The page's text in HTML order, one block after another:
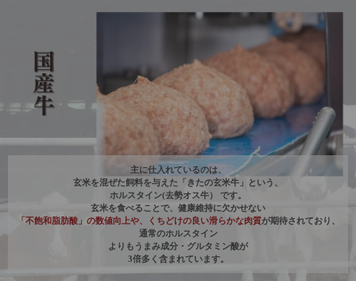
主に仕入れているのは、
玄米を混ぜた飼料を与えた「きたの玄米牛」という、
ホルスタイン(去勢オス牛） です。
玄米を食べることで、健康維持に欠かせない
「不飽和脂肪酸」の数値向上や、くちどけの良い滑らかな肉質が期待されており、
通常のホルスタイン
よりもうまみ成分・グルタミン酸が
3倍多く含まれています。